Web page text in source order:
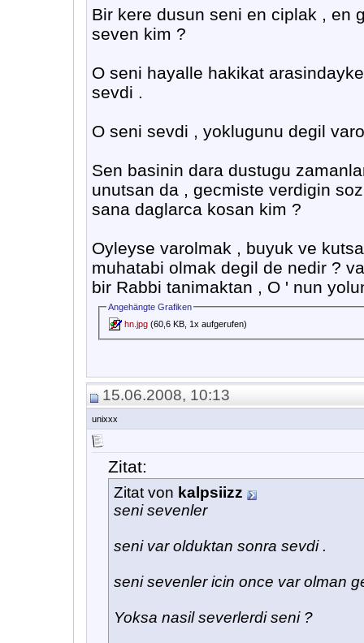
Bir kere dusun seni en ciplak , en
seven kim ?
O seni hayalle hakikat
sevdi .
O seni sevdi , yoklugunu degil
Sen basinin dara dustugu
unutsan da , gecmiste verdigin
sana daglarca kosan kim ?
Oyleyse varolmak , buyuk ve
muhatabi olmak degil de nedir ?
bir Rabbi tanimaktan , O ' nun
Angehängte Grafiken
hn.jpg (60,6 KB, 1x aufgerufen)
15.06.2008, 10:13
unixxx
Zitat:
Zitat von kalpsiizz
seni sevenler
seni var olduktan sonra sevdi .
seni sevenler icin once var olman
Yoksa nasil severlerdi seni ?